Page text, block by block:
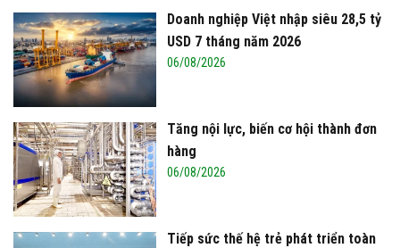
Doanh nghiệp Việt nhập siêu 28,5 tỷ
USD 7 tháng năm 2026
06/08/2026
Tăng nội lực, biến cơ hội thành đơn
hàng
06/08/2026
Tiếp sức thế hệ trẻ phát triển toàn